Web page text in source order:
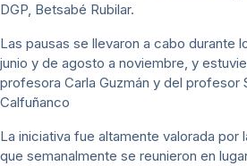
DGP, Betsabé Rubilar.
Las pausas se llevaron a cabo durante
junio y de agosto a noviembre, y
profesora Carla Guzmán y del profesor
Calfuñanco
La iniciativa fue altamente valorada por
que semanalmente se reunieron en